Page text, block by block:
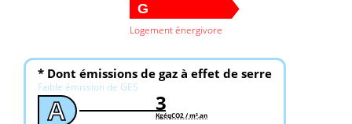
G
Logement énergivore
* Dont émissions de gaz à effet de serre
Faible émission de GES
A 3
KgéqCO2 / m².an